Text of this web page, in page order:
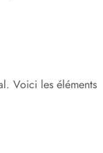
Voici les éléments